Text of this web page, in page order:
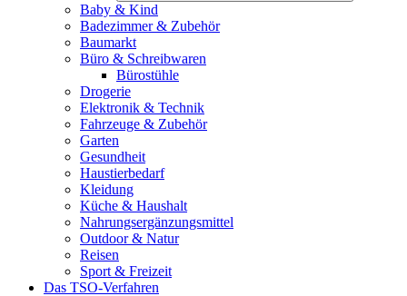
Baby & Kind
Badezimmer & Zubehör
Baumarkt
Büro & Schreibwaren
Bürostühle
Drogerie
Elektronik & Technik
Fahrzeuge & Zubehör
Garten
Gesundheit
Haustierbedarf
Kleidung
Küche & Haushalt
Nahrungsergänzungsmittel
Outdoor & Natur
Reisen
Sport & Freizeit
Das TSO-Verfahren